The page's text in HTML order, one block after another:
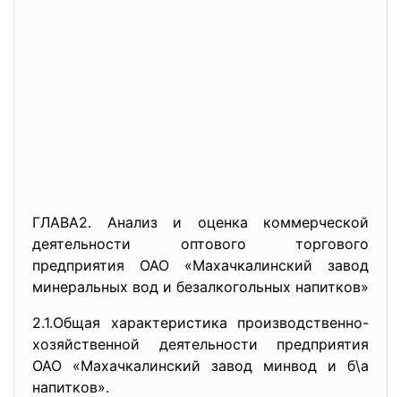
ГЛАВА2. Анализ и оценка коммерческой
деятельности оптового торгового
предприятия ОАО «Махачкалинский завод
минеральных вод и безалкогольных напитков»
2.1.Общая характеристика производственно-
хозяйственной деятельности предприятия
ОАО «Махачкалинский завод минвод и б\а
напитков».